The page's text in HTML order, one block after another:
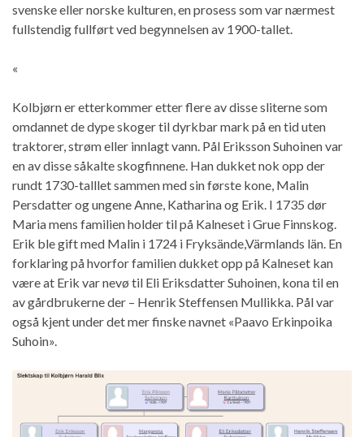
svenske eller norske kulturen, en prosess som var nærmest
fullstendig fullført ved begynnelsen av 1900-tallet.
«
Kolbjørn er etterkommer etter flere av disse sliterne som
omdannet de dype skoger til dyrkbar mark på en tid uten
traktorer, strøm eller innlagt vann. Pål Eriksson Suhoinen var
en av disse såkalte skogfinnene. Han dukket nok opp der
rundt 1730-talllet sammen med sin første kone, Malin
Persdatter og ungene Anne, Katharina og Erik. I 1735 dør
Maria mens familien holder til på Kalneset i Grue Finnskog.
Erik ble gift med Malin i 1724 i Fryksände,Värmlands län. En
forklaring på hvorfor familien dukket opp på Kalneset kan
være at Erik var nevø til Eli Eriksdatter Suhoinen, kona til en
av gårdbrukerne der – Henrik Steffensen Mullikka. Pål var
også kjent under det mer finske navnet «Paavo Erkinpoika
Suhoin».